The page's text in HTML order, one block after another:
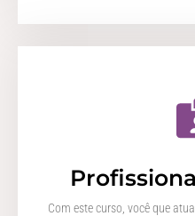
Com este curso, você que